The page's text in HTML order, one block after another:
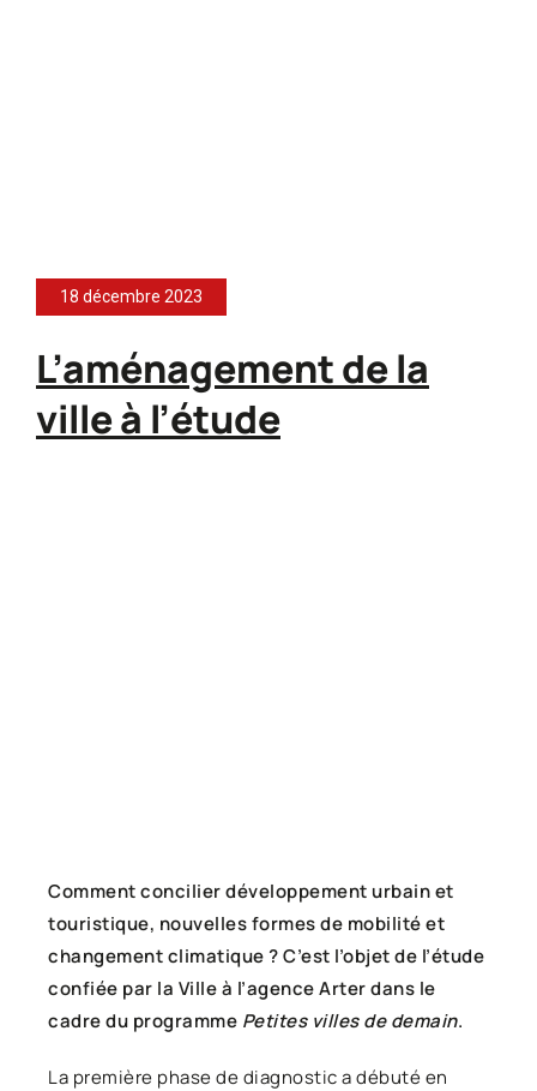
18 décembre 2023
L’aménagement de la
ville à l’étude
Comment concilier développement urbain et
touristique, nouvelles formes de mobilité et
changement climatique ? C’est l’objet de l’étude
confiée par la Ville à l’agence Arter dans le
cadre du programme Petites villes de demain.
La première phase de diagnostic a débuté en